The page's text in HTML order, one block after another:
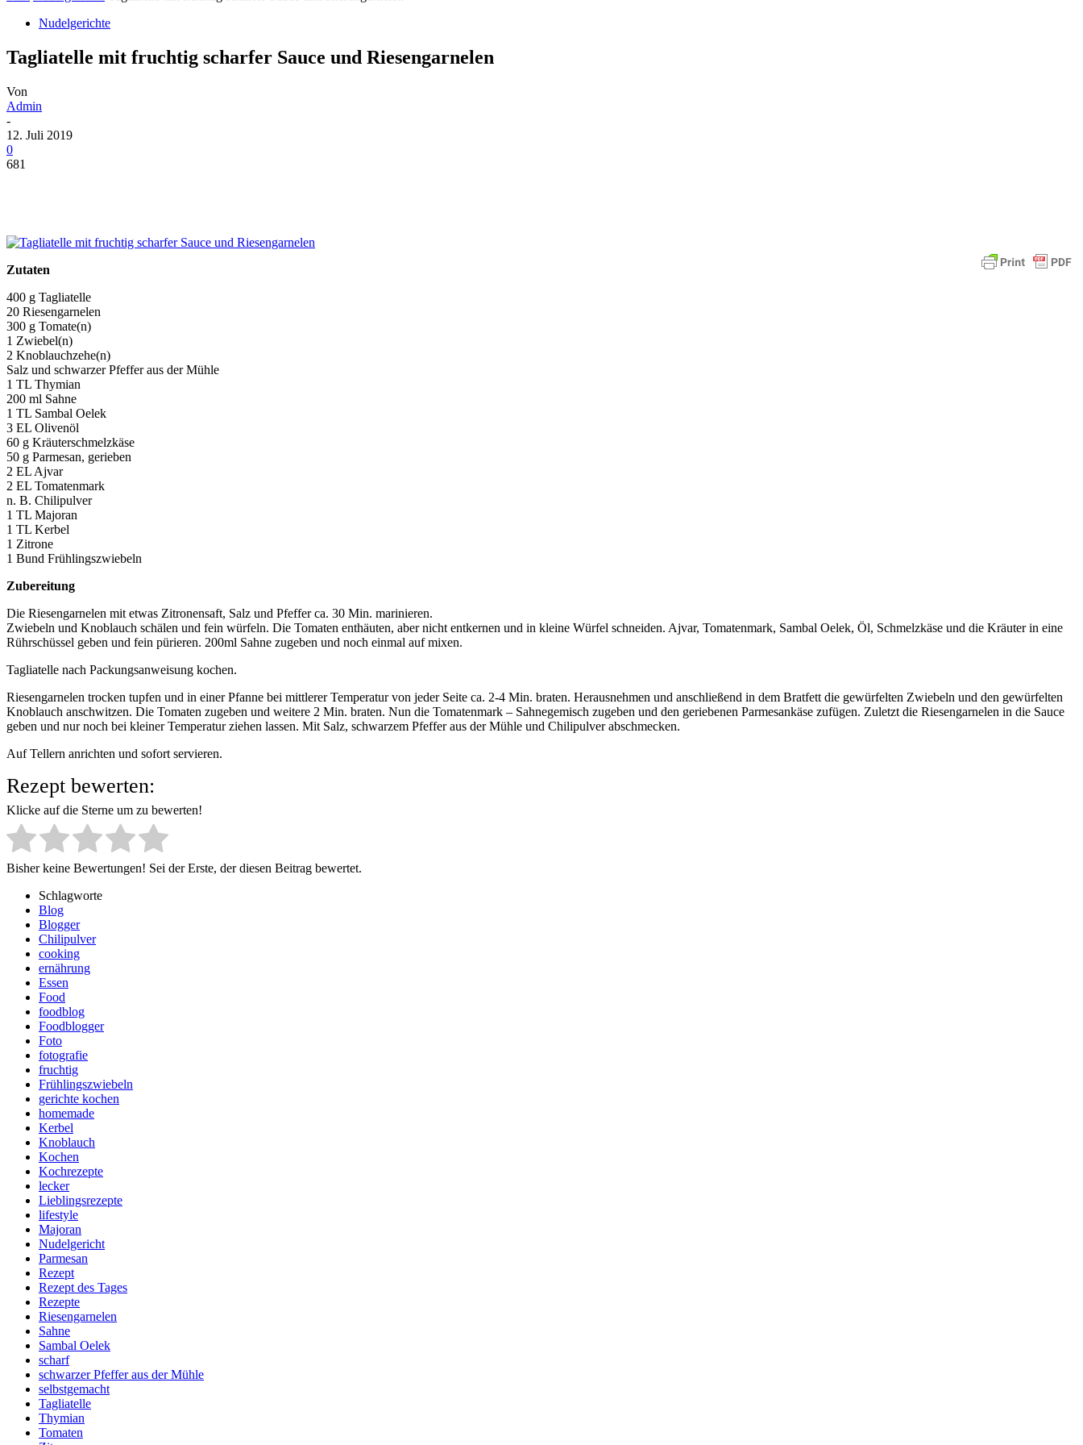
Nudelgerichte
Tagliatelle mit fruchtig scharfer Sauce und Riesengarnelen
Von
Admin
-
12. Juli 2019
0
681
Zutaten
400 g Tagliatelle
20 Riesengarnelen
300 g Tomate(n)
1 Zwiebel(n)
2 Knoblauchzehe(n)
Salz und schwarzer Pfeffer aus der Mühle
1 TL Thymian
200 ml Sahne
1 TL Sambal Oelek
3 EL Olivenöl
60 g Kräuterschmelzkäse
50 g Parmesan, gerieben
2 EL Ajvar
2 EL Tomatenmark
n. B. Chilipulver
1 TL Majoran
1 TL Kerbel
1 Zitrone
1 Bund Frühlingszwiebeln
Zubereitung
Die Riesengarnelen mit etwas Zitronensaft, Salz und Pfeffer ca. 30 Min. marinieren.
Zwiebeln und Knoblauch schälen und fein würfeln. Die Tomaten enthäuten, aber nicht entkernen und in kleine Würfel schneiden. Ajvar, Tomatenmark, Sambal Oelek, Öl, Schmelzkäse und die Kräuter in eine
Rührschüssel geben und fein pürieren. 200ml Sahne zugeben und noch einmal auf mixen.
Tagliatelle nach Packungsanweisung kochen.
Riesengarnelen trocken tupfen und in einer Pfanne bei mittlerer Temperatur von jeder Seite ca. 2-4 Min. braten. Herausnehmen und anschließend in dem Bratfett die gewürfelten Zwiebeln und den gewürfelten
Knoblauch anschwitzen. Die Tomaten zugeben und weitere 2 Min. braten. Nun die Tomatenmark – Sahnegemisch zugeben und den geriebenen Parmesankäse zufügen. Zuletzt die Riesengarnelen in die Sauce
geben und nur noch bei kleiner Temperatur ziehen lassen. Mit Salz, schwarzem Pfeffer aus der Mühle und Chilipulver abschmecken.
Auf Tellern anrichten und sofort servieren.
Rezept bewerten:
Klicke auf die Sterne um zu bewerten!
Bisher keine Bewertungen! Sei der Erste, der diesen Beitrag bewertet.
Schlagworte
Blog
Blogger
Chilipulver
cooking
ernährung
Essen
Food
foodblog
Foodblogger
Foto
fotografie
fruchtig
Frühlingszwiebeln
gerichte kochen
homemade
Kerbel
Knoblauch
Kochen
Kochrezepte
lecker
Lieblingsrezepte
lifestyle
Majoran
Nudelgericht
Parmesan
Rezept
Rezept des Tages
Rezepte
Riesengarnelen
Sahne
Sambal Oelek
scharf
schwarzer Pfeffer aus der Mühle
selbstgemacht
Tagliatelle
Thymian
Tomaten